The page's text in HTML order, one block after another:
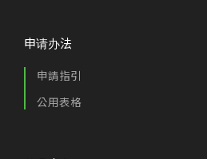
申请办法
申請指引
公用表格